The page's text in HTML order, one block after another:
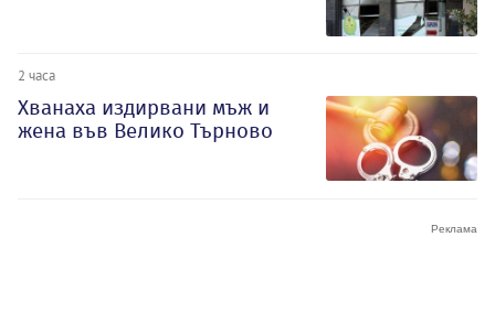
2 часа
Хванаха издирвани мъж и
жена във Велико Търново